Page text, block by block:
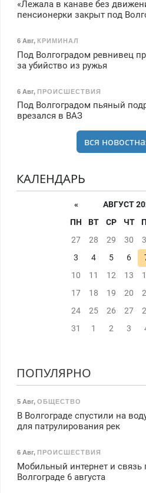
«Лежала в канаве без
пенсионерки закрыт под
6 Авг, КРИМИНАЛ
Под Волгоградом ревнивец
за убийство из ружья
6 Авг, ПРОИСШЕСТВИЯ
Под Волгоградом пьяный
врезался в ВАЗ
вся
КАЛЕНДАРЬ
«
АВГУСТ
ПН
ВТ СР ЧТ
27
28 29 30
3
4 5 6
10
11 12 13
17
18 19 20
24
25 26 27
31
1 2 3
ПОПУЛЯРНО
5 Авг, ОБЩЕСТВО
В Волгограде спустили на
для патрулирования рек
6 Авг, ПРОИСШЕСТВИЯ
Мобильный интернет и связь
Волгограде 6 августа